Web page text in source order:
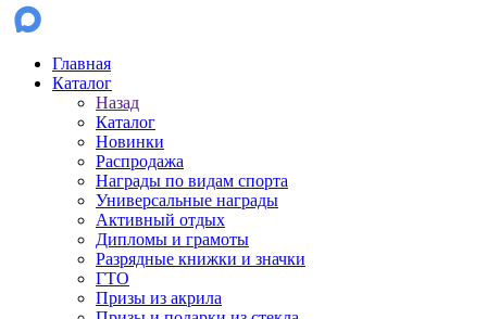
Главная
Каталог
Назад
Каталог
Новинки
Распродажа
Награды по видам спорта
Универсальные награды
Активный отдых
Дипломы и грамоты
Разрядные книжки и значки
ГТО
Призы из акрила